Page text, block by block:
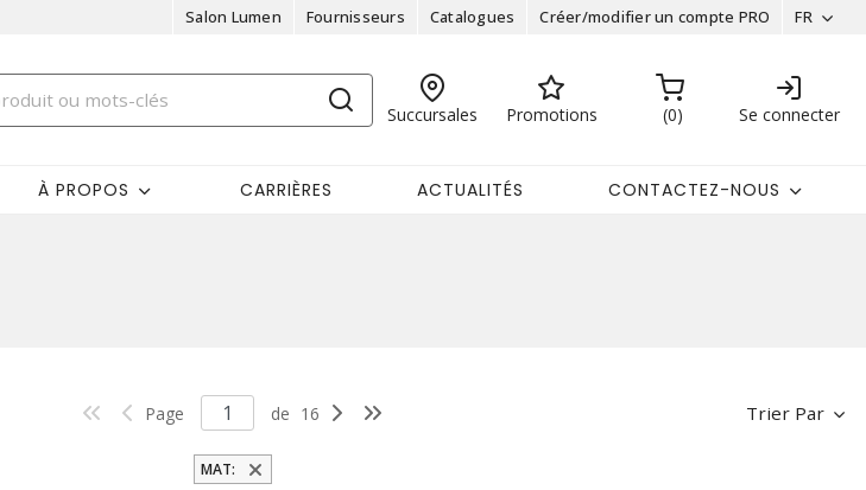
Salon Lumen Fournisseurs Catalogues Créer/modifier un compte PRO FR
Succursales Promotions 0 Se connecter
À PROPOS CARRIÈRES ACTUALITÉS CONTACTEZ-NOUS
Trier Par
Page de 16
MAT: